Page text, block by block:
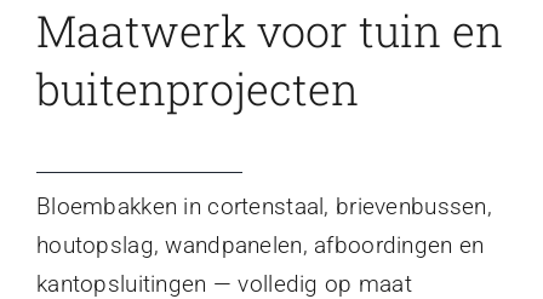
Maatwerk voor tuin en
buitenprojecten
Bloembakken in cortenstaal, brievenbussen,
houtopslag, wandpanelen, afboordingen en
kantopsluitingen — volledig op maat